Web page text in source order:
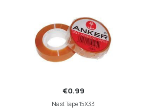
€0.99
Nast Tape 15X33